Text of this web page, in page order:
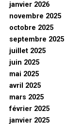
janvier 2026
novembre 2025
octobre 2025
septembre 2025
juillet 2025
juin 2025
mai 2025
avril 2025
mars 2025
février 2025
janvier 2025